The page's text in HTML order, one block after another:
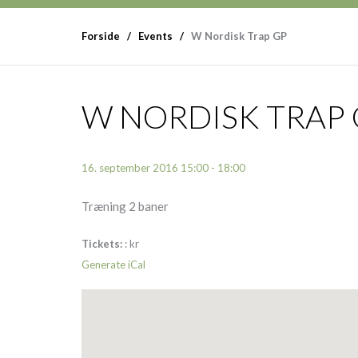
Forside Events W Nordisk Trap GP
W NORDISK TRAP
16. september 2016 15:00 - 18:00
Træning 2 baner
Tickets: :kr
Generate iCal